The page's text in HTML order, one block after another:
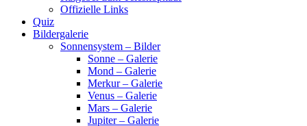
Offizielle Links
Quiz
Bildergalerie
Sonnensystem – Bilder
Sonne – Galerie
Mond – Galerie
Merkur – Galerie
Venus – Galerie
Mars – Galerie
Jupiter – Galerie